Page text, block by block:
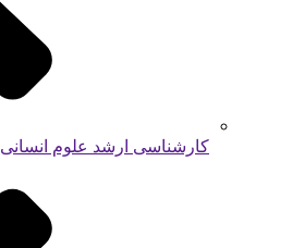
کارشناسی ارشد علوم انسانی